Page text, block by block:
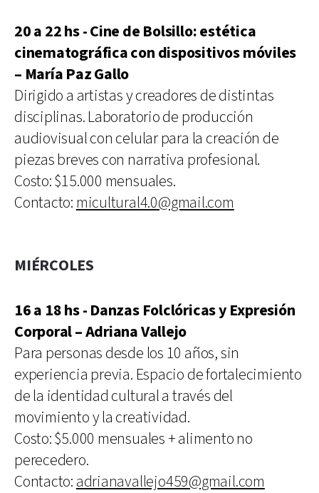
20 a 22 hs - Cine de Bolsillo: estética
cinematográfica con dispositivos móviles
– María Paz Gallo
Dirigido a artistas y creadores de distintas
disciplinas. Laboratorio de producción
audiovisual con celular para la creación de
piezas breves con narrativa profesional.
Costo: $15.000 mensuales.
Contacto: micultural4.0@gmail.com
MIÉRCOLES
16 a 18 hs - Danzas Folclóricas y Expresión
Corporal – Adriana Vallejo
Para personas desde los 10 años, sin
experiencia previa. Espacio de fortalecimiento
de la identidad cultural a través del
movimiento y la creatividad.
Costo: $5.000 mensuales + alimento no
perecedero.
Contacto: adrianavallejo459@gmail.com